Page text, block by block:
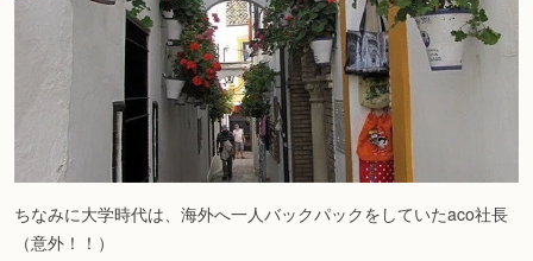
ちなみに大学時代は、海外へ一人バックパックをしていたaco社長
（意外！！）